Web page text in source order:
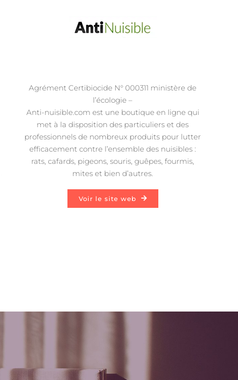
Agrément Certibiocide N° 000311 ministère de
l’écologie –
Anti-nuisible.com est une boutique en ligne qui
met à la disposition des particuliers et des
professionnels de nombreux produits pour lutter
efficacement contre l’ensemble des nuisibles :
rats, cafards, pigeons, souris, guêpes, fourmis,
mites et bien d’autres.
Voir le site web